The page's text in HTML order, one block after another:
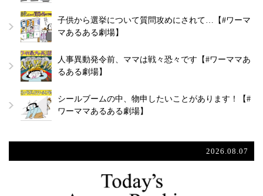
子供から選挙について質問攻めにされて…【#ワーマ
マあるある劇場】
人事異動発令前、ママは戦々恐々です【#ワーママあ
るある劇場】
シールブームの中、物申したいことがあります！【#
ワーママあるある劇場】
2026.08.07